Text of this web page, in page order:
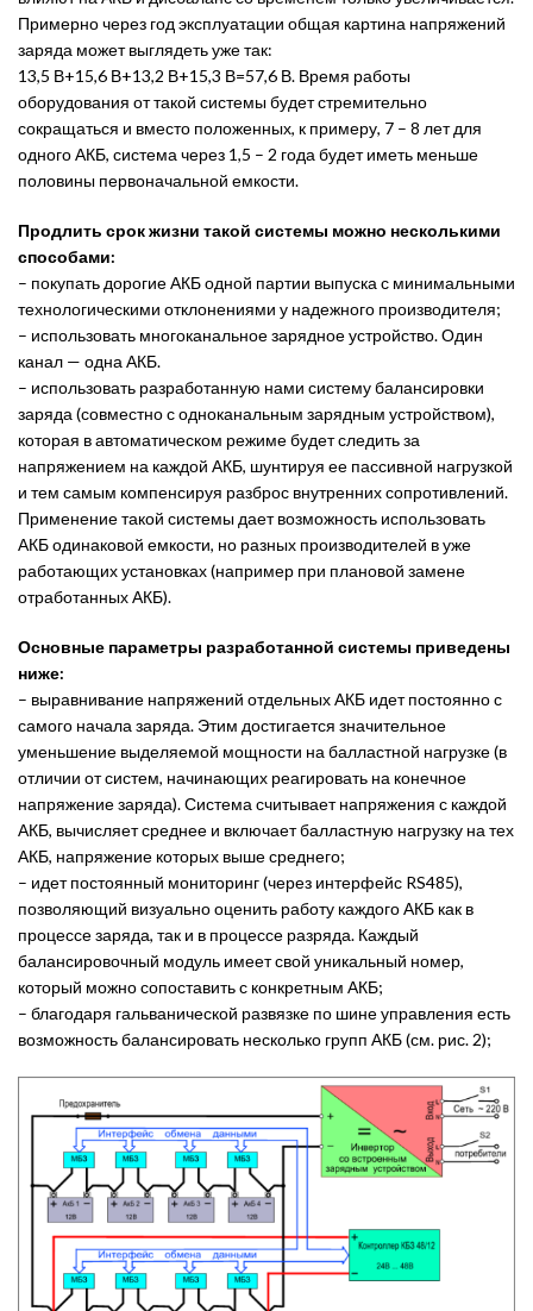
Примерно через год эксплуатации общая картина напряжений
заряда может выглядеть уже так:
13,5 В+15,6 В+13,2 В+15,3 В=57,6 В. Время работы
оборудования от такой системы будет стремительно
сокращаться и вместо положенных, к примеру, 7 – 8 лет для
одного АКБ, система через 1,5 – 2 года будет иметь меньше
половины первоначальной емкости.
Продлить срок жизни такой системы можно несколькими
способами:
– покупать дорогие АКБ одной партии выпуска с минимальными
технологическими отклонениями у надежного производителя;
– использовать многоканальное зарядное устройство. Один
канал — одна АКБ.
– использовать разработанную нами систему балансировки
заряда (совместно с одноканальным зарядным устройством),
которая в автоматическом режиме будет следить за
напряжением на каждой АКБ, шунтируя ее пассивной нагрузкой
и тем самым компенсируя разброс внутренних сопротивлений.
Применение такой системы дает возможность использовать
АКБ одинаковой емкости, но разных производителей в уже
работающих установках (например при плановой замене
отработанных АКБ).
Основные параметры разработанной системы приведены
ниже:
– выравнивание напряжений отдельных АКБ идет постоянно с
самого начала заряда. Этим достигается значительное
уменьшение выделяемой мощности на балластной нагрузке (в
отличии от систем, начинающих реагировать на конечное
напряжение заряда). Система считывает напряжения с каждой
АКБ, вычисляет среднее и включает балластную нагрузку на тех
АКБ, напряжение которых выше среднего;
– идет постоянный мониторинг (через интерфейс RS485),
позволяющий визуально оценить работу каждого АКБ как в
процессе заряда, так и в процессе разряда. Каждый
балансировочный модуль имеет свой уникальный номер,
который можно сопоставить с конкретным АКБ;
– благодаря гальванической развязке по шине управления есть
возможность балансировать несколько групп АКБ (см. рис. 2);